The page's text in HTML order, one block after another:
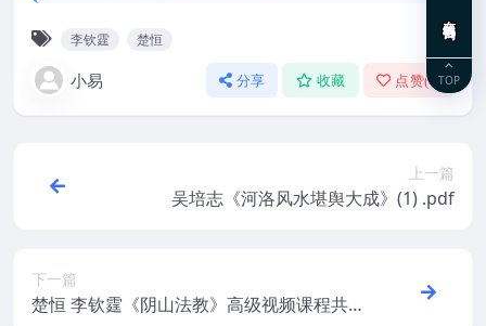
李钦霆 楚恒
小易 分享 收藏 点赞(0 )
上一篇
吴培志《河洛风水堪舆大成》(1) .pdf
下一篇
楚恒 李钦霆《阴山法教》高级视频课程共2
TOP